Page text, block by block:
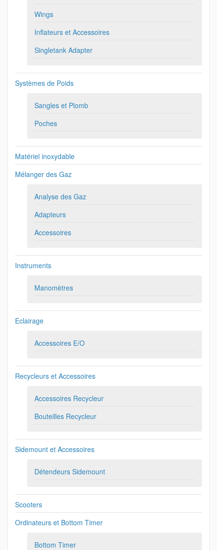
Wings
Inflateurs et Accessoires
Singletank Adapter
Systèmes de Poids
Sangles et Plomb
Poches
Matériel inoxydable
Mélanger des Gaz
Analyse des Gaz
Adapteurs
Accessoires
Instruments
Manomètres
Eclairage
Accessoires E/O
Recycleurs et Accessoires
Accessoires Recycleur
Bouteilles Recycleur
Sidemount et Accessoires
Détendeurs Sidemount
Scooters
Ordinateurs et Bottom Timer
Bottom Timer